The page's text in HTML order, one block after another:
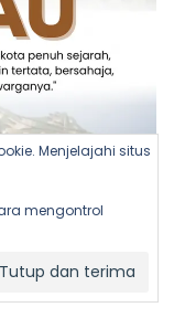
Menjelajahi situs
mengontrol